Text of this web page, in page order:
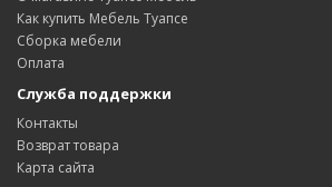
Как купить Мебель Туапсе
Сборка мебели
Оплата
Служба поддержки
Контакты
Возврат товара
Карта сайта